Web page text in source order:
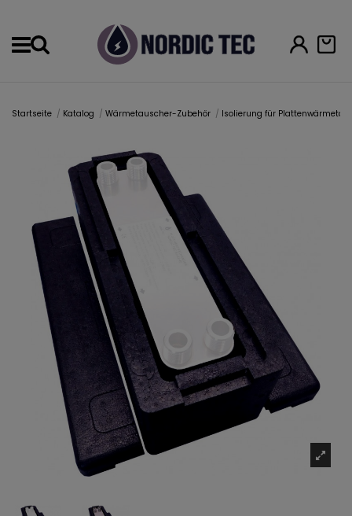
Startseite Katalog Wärmetauscher-Zubehör Isolierung für